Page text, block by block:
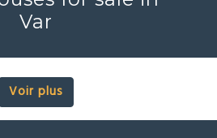
Var
Voir plus